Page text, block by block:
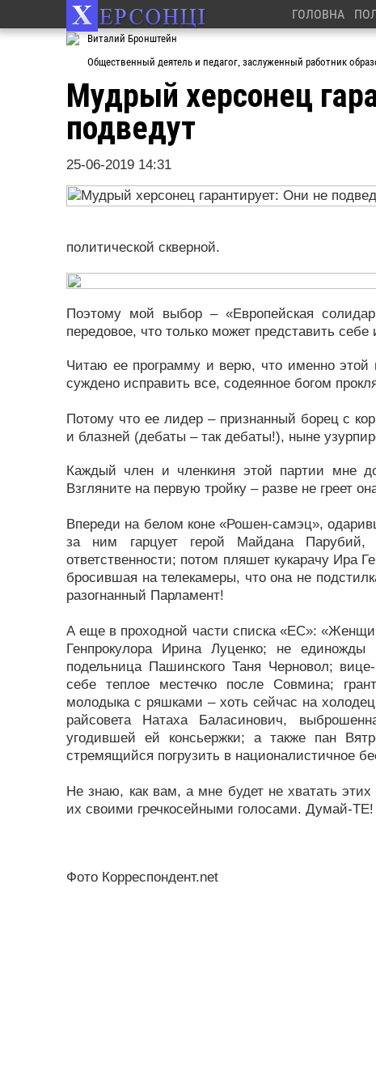
ГОЛОВНА
Виталий Бронштейн
Общественный деятель и педагог, заслуженный работник
Мудрый херсонец
подведут
25-06-2019 14:31
политической скверной.
Поэтому мой выбор – «Европейская
передовое, что только может представить
Читаю ее программу и верю, что именно этой
суждено исправить все, содеянное богом
Потому что ее лидер – признанный борец с
и блазней (дебаты – так дебаты!), ныне
Каждый член и членкиня этой партии мне
Взгляните на первую тройку – разве не греет
Впереди на белом коне «Рошен-самэц»,
за ним гарцует герой Майдана Парубий,
ответственности; потом пляшет кукарачу Ира
бросившая на телекамеры, что она не
разогнанный Парламент!
А еще в проходной части списка «ЕС»:
Генпрокулора Ирина Луценко; не
подельница Пашинского Таня Черновол;
себе теплое местечко после Совмина;
молодыка с ряшками – хоть сейчас на
райсовета Натаха Баласинович,
угодившей ей консьержки; а также пан
стремящийся погрузить в националистичное
Не знаю, как вам, а мне будет не хватать
их своими гречкосейными голосами. Думай-ТЕ!
Фото Корреспондент.net